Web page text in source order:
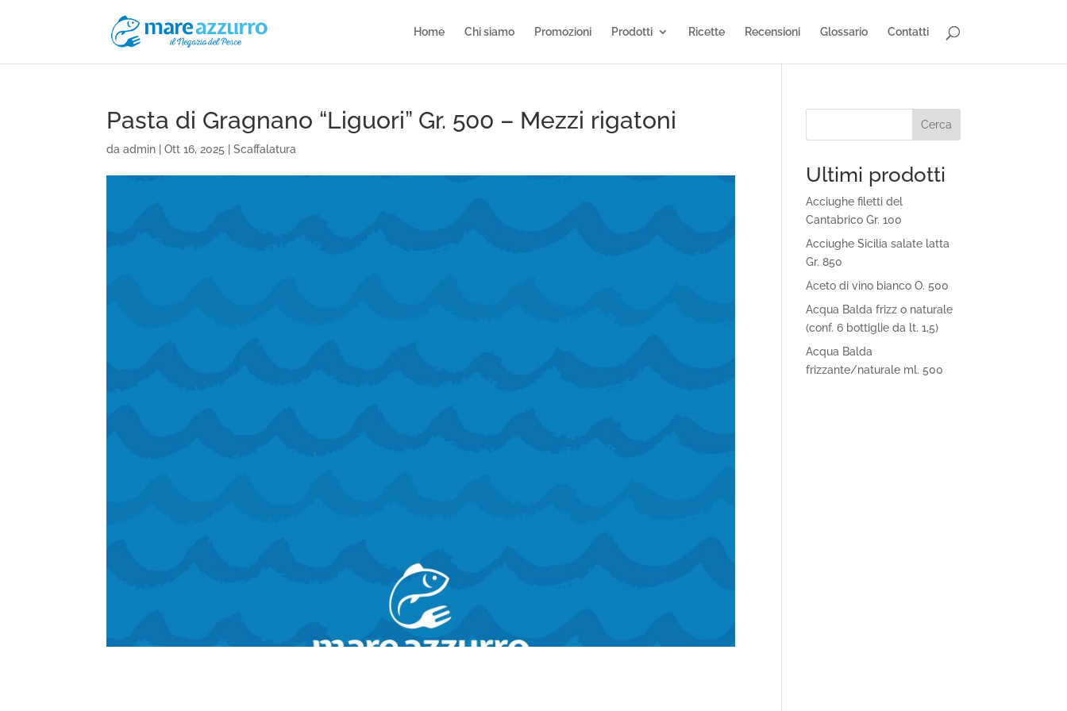
Home Chi siamo Promozioni Prodotti Ricette Recensioni Glossario Contatti
Pasta di Gragnano “Liguori” Gr. 500 – Mezzi rigatoni
daadmin |Ott 16, 2025 |Scaffalatura
Cerca
Ultimi prodotti
Acciughe filetti del
Cantabrico Gr. 100
Acciughe Sicilia salate latta
Gr. 850
Aceto di vino bianco O. 500
Acqua Balda frizz o naturale
(conf. 6 bottiglie da lt. 1,5)
Acqua Balda
frizzante/naturale ml. 500